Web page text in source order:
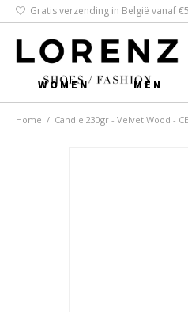
Gratis verzending in België vanaf
WOMEN MEN
Home / Candle 230gr - Velvet Wood -